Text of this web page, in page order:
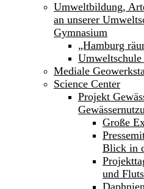
Umweltbildung,
an unserer
Gymnasium
„Hamburg
Mediale
Science Center
Projekt
Große
Blick in
und